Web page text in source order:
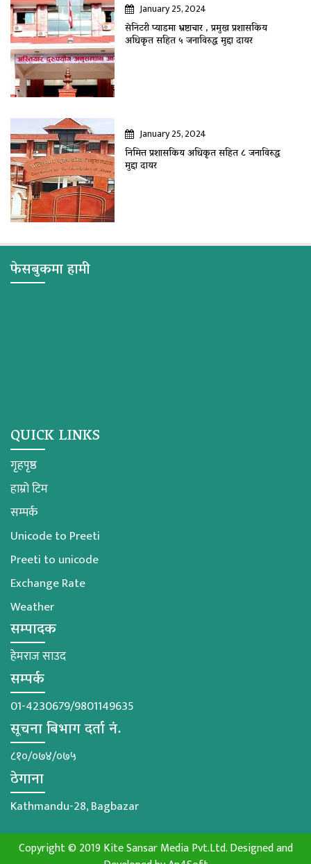
January 25, 2024
सेनिटरी प्याडमा भ्रष्टाचार , प्रमुख प्रशासकिय
अधिकृत सहित ५ जनाविरुद्ध मुद्दा दायर
January 25, 2024
निमित्त प्रशासकिय अधिकृत सहित ८ जनाविरुद्ध
मुद्दा दायर
फेसबुकमा हामी
QUICK LINKS
गृहपृष्ठ
हाम्रो टिम
सम्पर्क
Unicode to Preeti
Preeti to unicode
Exchange Rate
Weather
सम्पादक
हेमराज साउद
सम्पर्क
01-4230679/9801149635
सूचना बिभाग दर्ता नं.
८१०/०७४/०७५
ठेगाना
Kathmandu-28, Bagbazar
Copyright © 2019 Kite Sansar Media Pvt.Ltd. Designed and